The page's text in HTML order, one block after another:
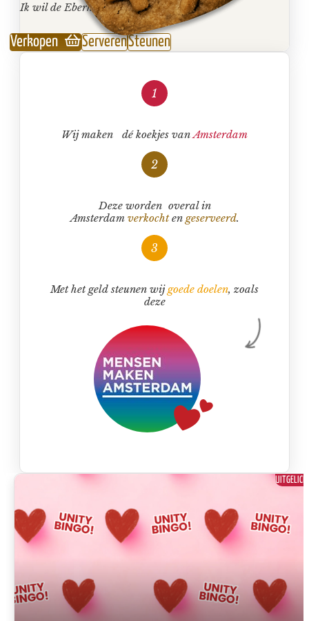
Ik wil de Eberhardjes
Verkopen ServerenSteunen
Wij maken dé koekjes vanAmsterdam
Deze worden overal in
Amsterdam verkochten geserveerd.
Met het geld steunen wijgoede doelen, zoals
deze